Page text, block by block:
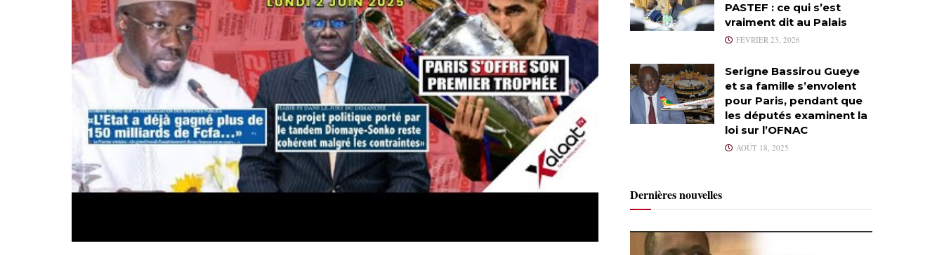
PASTEF : ce qui s’est
vraiment dit au Palais
FÉVRIER 23, 2026
Serigne Bassirou Gueye
et sa famille s’envolent
pour Paris, pendant que
les députés examinent la
loi sur l’OFNAC
AOÛT 18, 2025
Dernières nouvelles